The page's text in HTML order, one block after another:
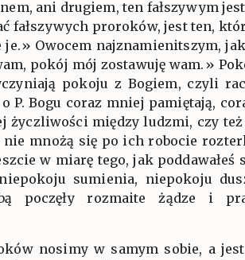
ani drugiem, ten fałszywym
proroków, jest ten,
Owocem najznamienitszym,
pokój mój zostawuję wam.»
pokoju z Bogiem, czyli
P. Bogu coraz mniej pamiętają,
życzliwości między ludzmi, czy
mnożą się po ich robocie
w miarę tego, jak poddawałeś
sumienia, niepokoju
poczęły rozmaite żądze i
nosimy w samym sobie, a